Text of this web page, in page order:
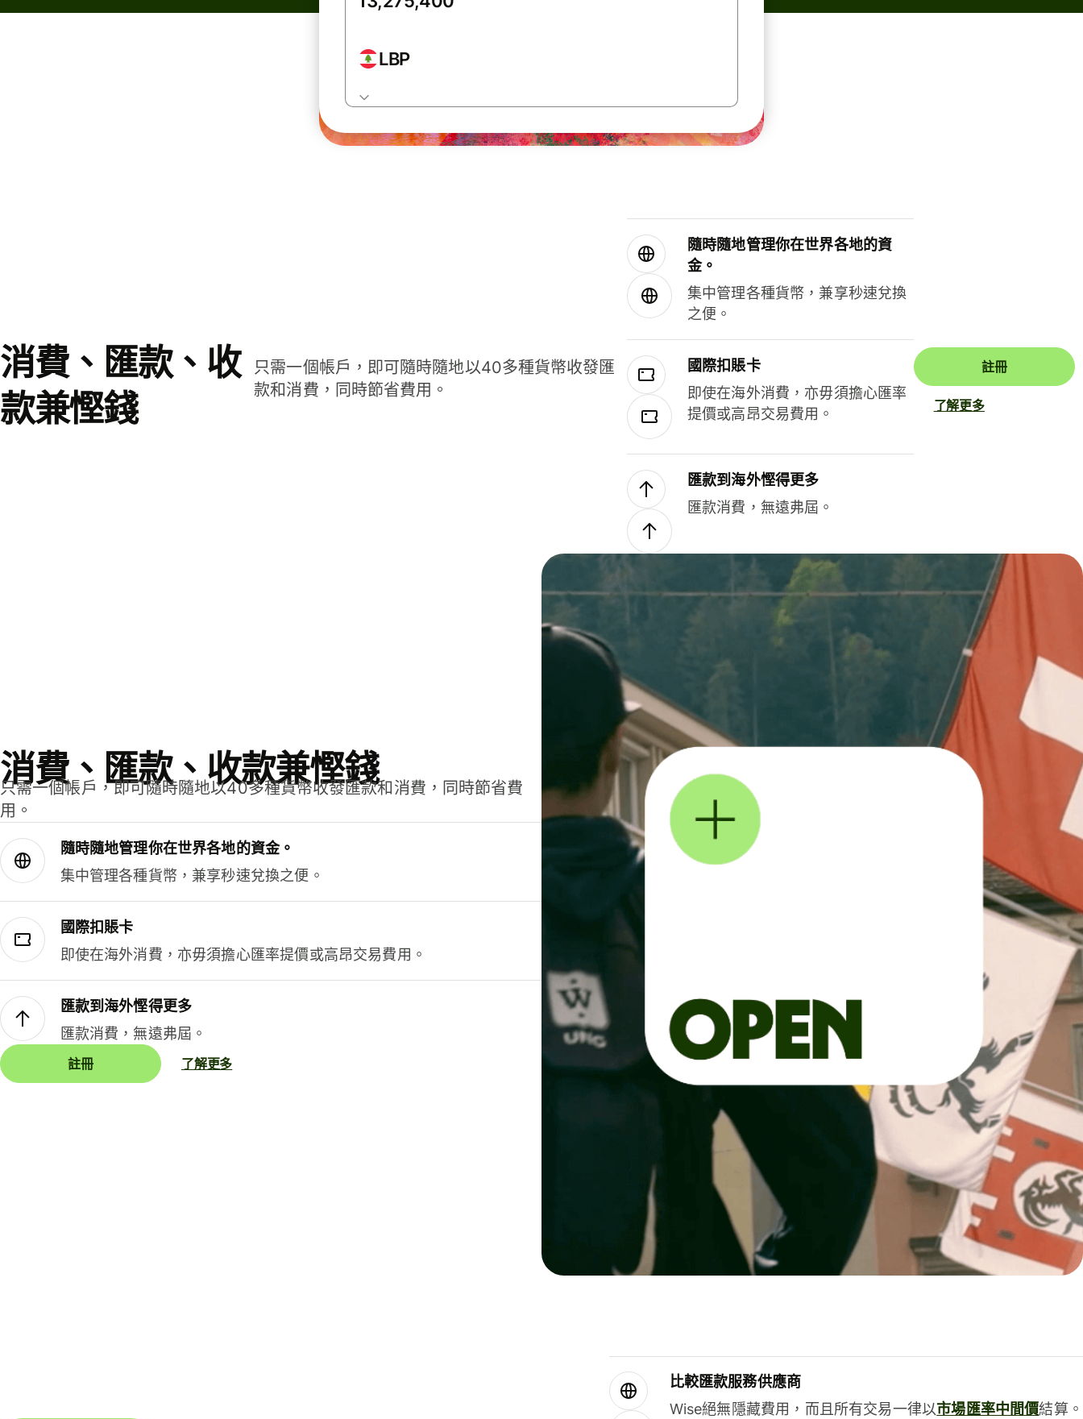
LBP
消費、匯款、收
款兼慳錢
只需一個帳戶，即可隨時隨地以40多種貨幣收發匯
款和消費，同時節省費用。
隨時隨地管理你在世界各地的資
金。
集中管理各種貨幣，兼享秒速兌換
之便。
國際扣賬卡
即使在海外消費，亦毋須擔心匯率
提價或高昂交易費用。
匯款到海外慳得更多
匯款消費，無遠弗屆。
註冊
了解更多
消費、匯款、收款兼慳錢
只需一個帳戶，即可隨時隨地以40多種貨幣收發匯款和消費，同時節省費
用。
隨時隨地管理你在世界各地的資金。
集中管理各種貨幣，兼享秒速兌換之便。
國際扣賬卡
即使在海外消費，亦毋須擔心匯率提價或高昂交易費用。
匯款到海外慳得更多
匯款消費，無遠弗屆。
註冊 了解更多
比較匯款服務供應商
Wise絕無隱藏費用，而且所有交易一律以市場匯率中間價結算。